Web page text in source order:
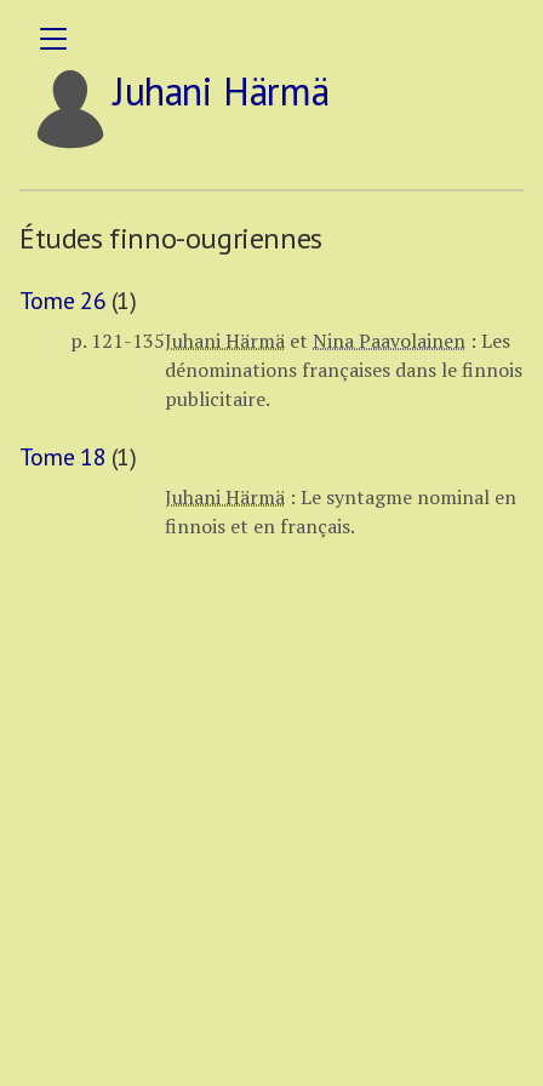
Juhani Härmä
Études finno-ougriennes
Tome 26 (1)
p. 121-135Juhani Härmä et Nina Paavolainen : Les
dénominations françaises dans le finnois
publicitaire.
Tome 18 (1)
Juhani Härmä : Le syntagme nominal en
finnois et en français.